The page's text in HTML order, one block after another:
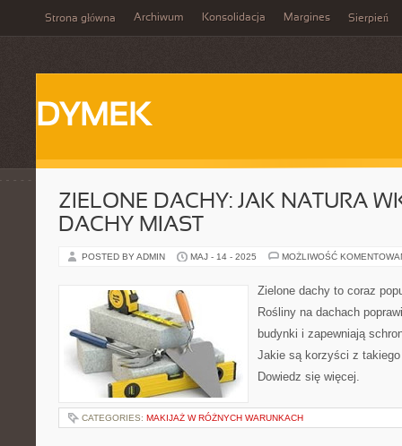
Strona główna Archiwum Konsolidacja Margines Sierpień
DYMEK
ZIELONE DACHY: JAK NATURA
DACHY MIAST
POSTED BY ADMIN MAJ - 14 - 2025 MOŻLIWOŚĆ
Zielone dachy to coraz
Rośliny na dachach
budynki i zapewniają
Jakie są korzyści z
Dowiedz się więcej.
CATEGORIES: MAKIJAŻ W RÓŻNYCH WARUNKACH